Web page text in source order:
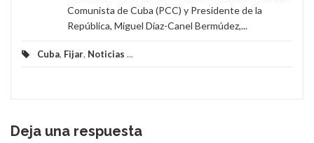
Comunista de Cuba (PCC) y Presidente de la
República, Miguel Díaz-Canel Bermúdez,...
Cuba, Fijar, Noticias ...
Deja una respuesta